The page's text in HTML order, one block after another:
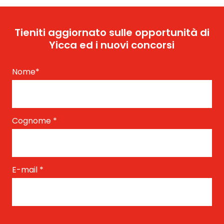
Tieniti aggiornato sulle opportunità di
Yicca ed i nuovi concorsi
Nome*
Cognome *
E-mail *